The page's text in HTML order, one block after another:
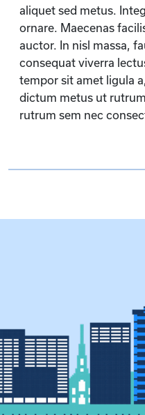
aliquet sed metus.
ornare. Maecenas
auctor. In nisl massa,
consequat viverra
tempor sit amet ligula
dictum metus ut
rutrum sem nec